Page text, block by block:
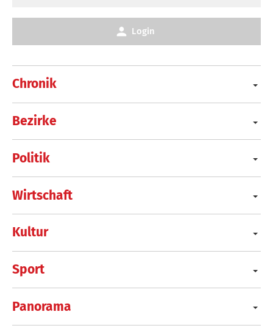
Chronik
Bezirke
Politik
Wirtschaft
Kultur
Sport
Panorama
Login